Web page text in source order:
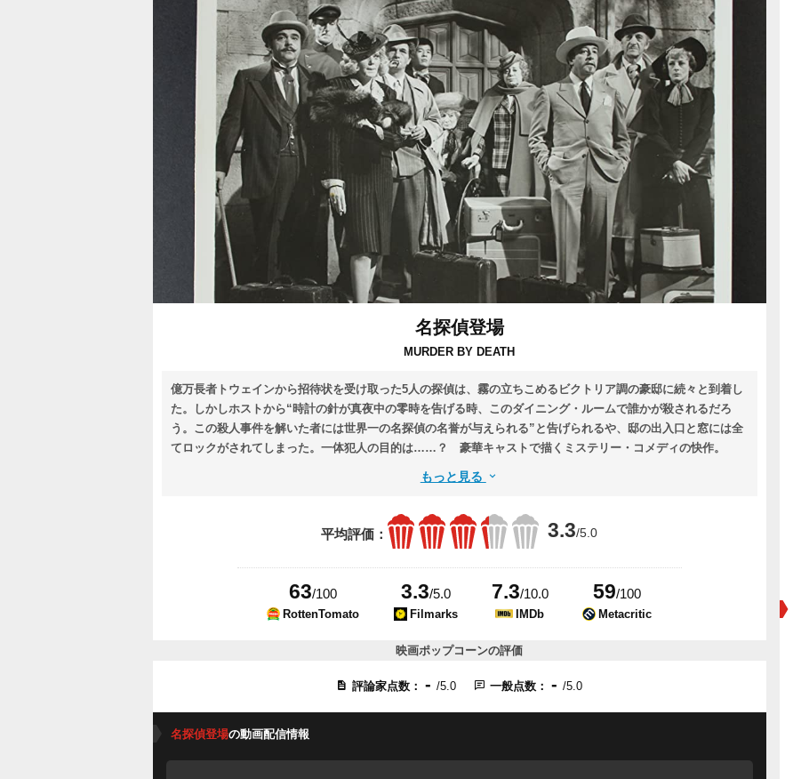
名探偵登場
MURDER BY DEATH
億万長者トウェインから招待状を受け取った5人の探偵は、霧の立ちこめるビクトリア調の豪邸に続々と到着し
た。しかしホストから“時計の針が真夜中の零時を告げる時、このダイニング・ルームで誰かが殺されるだろ
う。この殺人事件を解いた者には世界一の名探偵の名誉が与えられる”と告げられるや、邸の出入口と窓には全
てロックがされてしまった。一体犯人の目的は……？ 豪華キャストで描くミステリー・コメディの快作。
もっと見る
平均評価： 3.3/5.0
63/100
RottenTomato
3.3/5.0
Filmarks
7.3/10.0
IMDb
59/100
Metacritic
映画ポップコーンの評価
評論家点数： -/5.0 一般点数： -/5.0
名探偵登場の動画配信情報